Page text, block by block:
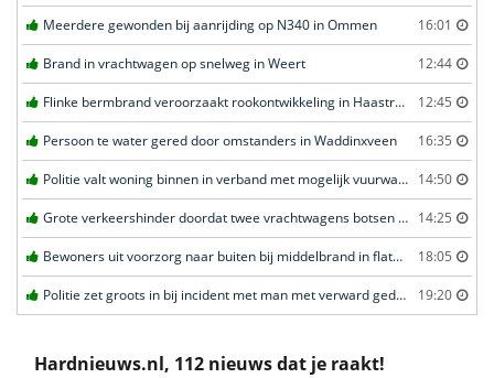
Meerdere gewonden bij aanrijding op N340 in Ommen 16:01
Brand in vrachtwagen op snelweg in Weert 12:44
Flinke bermbrand veroorzaakt rookontwikkeling in Haastrecht 12:45
Persoon te water gered door omstanders in Waddinxveen 16:35
Politie valt woning binnen in verband met mogelijk vuurwapen in Eindhoven 14:50
Grote verkeershinder doordat twee vrachtwagens botsen tunnel in Zwijndrecht 14:25
Bewoners uit voorzorg naar buiten bij middelbrand in flatwoning in Leeuwarden 18:05
Politie zet groots in bij incident met man met verward gedrag in Leeuwarden 19:20
Hardnieuws.nl, 112 nieuws dat je raakt!